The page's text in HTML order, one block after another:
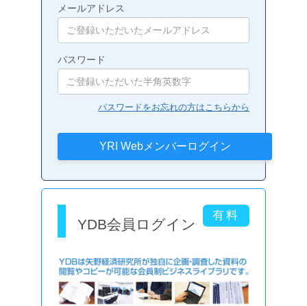
メールアドレス
パスワード
パスワードをお忘れの方はこちらから
YDB会員ログイン